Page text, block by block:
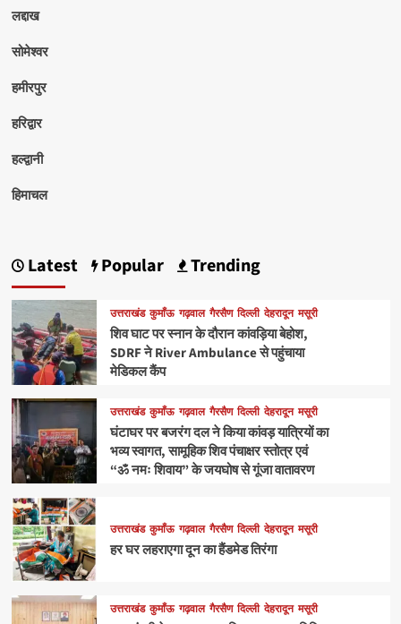
लद्दाख
सोमेश्वर
हमीरपुर
हरिद्वार
हल्द्वानी
हिमाचल
Latest Popular Trending
उत्तराखंड कुमाँऊ गढ़वाल गैरसैण दिल्ली देहरादून मसूरी
शिव घाट पर स्नान के दौरान कांवड़िया बेहोश,
SDRF ने River Ambulance से पहुंचाया
मेडिकल कैंप
उत्तराखंड कुमाँऊ गढ़वाल गैरसैण दिल्ली देहरादून मसूरी
घंटाघर पर बजरंग दल ने किया कांवड़ यात्रियों का
भव्य स्वागत, सामूहिक शिव पंचाक्षर स्तोत्र एवं
“ॐ नमः शिवाय” के जयघोष से गूंजा वातावरण
उत्तराखंड कुमाँऊ गढ़वाल गैरसैण दिल्ली देहरादून मसूरी
हर घर लहराएगा दून का हैंडमेड तिरंगा
उत्तराखंड कुमाँऊ गढ़वाल गैरसैण दिल्ली देहरादून मसूरी